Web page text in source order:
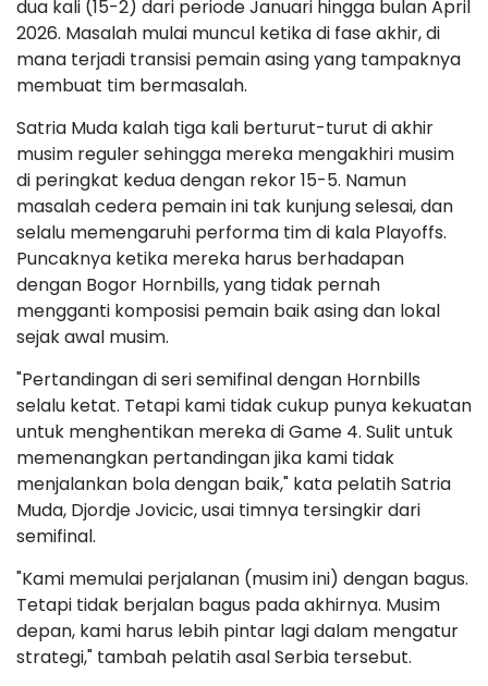
dua kali (15-2) dari periode Januari hingga bulan April
2026. Masalah mulai muncul ketika di fase akhir, di
mana terjadi transisi pemain asing yang tampaknya
membuat tim bermasalah.
Satria Muda kalah tiga kali berturut-turut di akhir
musim reguler sehingga mereka mengakhiri musim
di peringkat kedua dengan rekor 15-5. Namun
masalah cedera pemain ini tak kunjung selesai, dan
selalu memengaruhi performa tim di kala Playoffs.
Puncaknya ketika mereka harus berhadapan
dengan Bogor Hornbills, yang tidak pernah
mengganti komposisi pemain baik asing dan lokal
sejak awal musim.
"Pertandingan di seri semifinal dengan Hornbills
selalu ketat. Tetapi kami tidak cukup punya kekuatan
untuk menghentikan mereka di Game 4. Sulit untuk
memenangkan pertandingan jika kami tidak
menjalankan bola dengan baik," kata pelatih Satria
Muda, Djordje Jovicic, usai timnya tersingkir dari
semifinal.
"Kami memulai perjalanan (musim ini) dengan bagus.
Tetapi tidak berjalan bagus pada akhirnya. Musim
depan, kami harus lebih pintar lagi dalam mengatur
strategi," tambah pelatih asal Serbia tersebut.